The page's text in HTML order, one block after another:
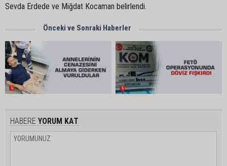
Sevda Erdede ve Miğdat Kocaman belirlendi.
Önceki ve Sonraki Haberler
HABERE YORUM KAT